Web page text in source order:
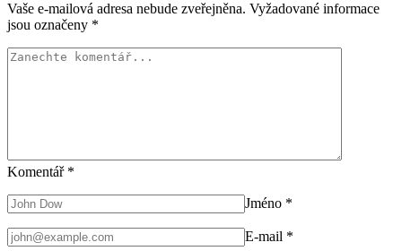
Vaše e-mailová adresa nebude zveřejněna. Vyžadované informace
jsou označeny *
Komentář *
Jméno *
E-mail *